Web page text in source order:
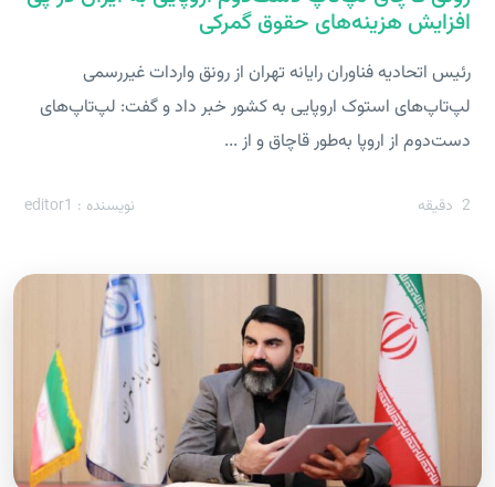
افزایش هزینه‌های حقوق گمرکی
رئیس اتحادیه فناوران رایانه تهران از رونق واردات غیررسمی
لپ‌تاپ‌های استوک اروپایی به کشور خبر داد و گفت: لپ‌تاپ‌های
دست‌دوم از اروپا به‌طور قاچاق و از ...
2 دقیقه نویسنده : editor1